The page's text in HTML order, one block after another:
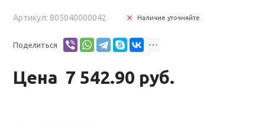
Артикул: 805040000042 Наличие уточняйте
Поделиться
Цена 7 542.90 руб.